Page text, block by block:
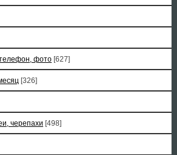
фото [627]
[326]
черепахи [498]